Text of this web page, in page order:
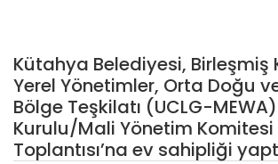
Kütahya Belediyesi, Birleşmiş
Yerel Yönetimler, Orta Doğu
Bölge Teşkilatı (UCLG-
Kurulu/Mali Yönetim Komitesi
Toplantısı’na ev sahipliği